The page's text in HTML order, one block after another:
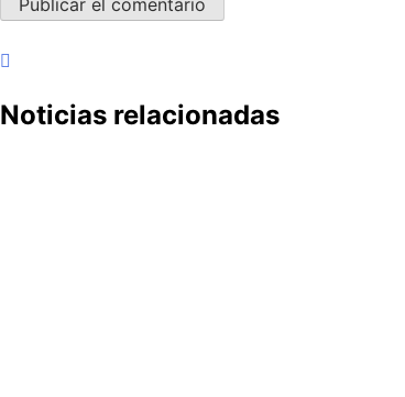
Noticias relacionadas